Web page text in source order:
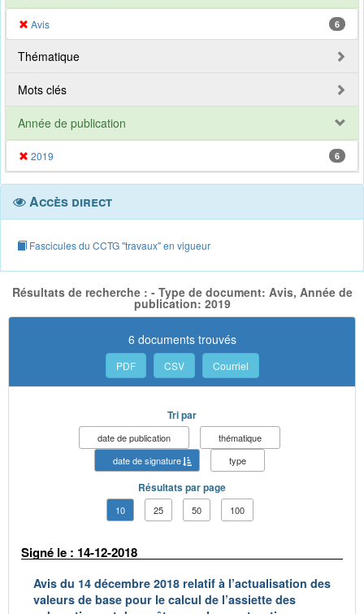
Avis 6
Thématique
Mots clés
Année de publication
2019 6
Accès direct
Fascicules du CCTG "travaux" en vigueur
Résultats de recherche : - Type de document: Avis, Année de
publication: 2019
6 documents trouvés
PDF CSV Courriel
Tri par
date de publication
thématique
date de signature
type
Résultats par page
10 25 50 100
Signé le : 14-12-2018
Avis du 14 décembre 2018 relatif à l’actualisation des
valeurs de base pour le calcul de l’assiette des